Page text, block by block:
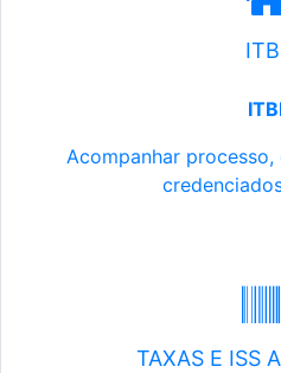
Acompanhar
TAXAS E ISS